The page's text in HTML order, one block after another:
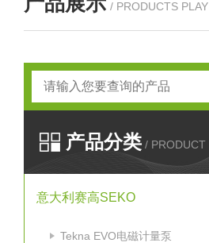
/ PRODUCTS PLAY
产品分类 / PRODUCT
意大利赛高SEKO
Tekna EVO电磁计量泵